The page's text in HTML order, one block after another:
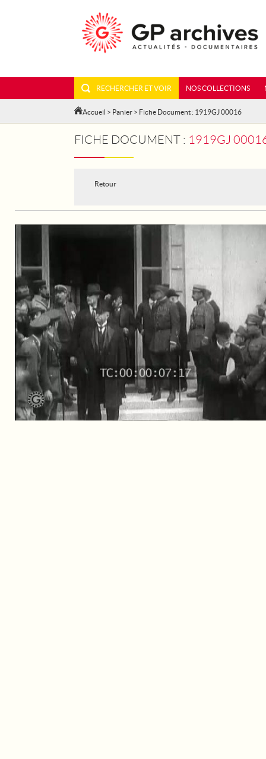
RECHERCHER ET VOIR NOS COLLECTIONS
Accueil > Panier > Fiche Document : 1919GJ 00016
FICHE DOCUMENT : 1919GJ
Retour